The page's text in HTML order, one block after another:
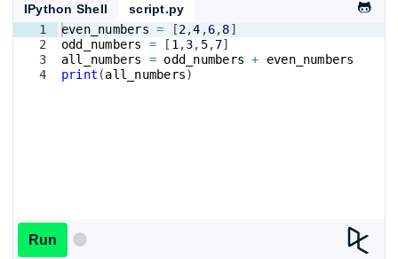
IPython Shell
script.py
1
2
3
4
even_numbers = [2,4 ,6,8]
odd_numbers
= [ 1 ,3, 5,7]
all_numbers
= odd_numbers +
even_numbers
print (all_numbers)
Run